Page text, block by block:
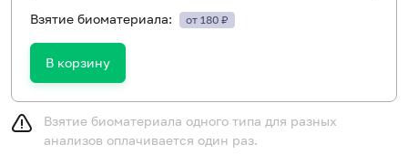
Взятие биоматериала: от 180 ₽
В корзину
Взятие биоматериала одного типа для разных
анализов оплачивается один раз.